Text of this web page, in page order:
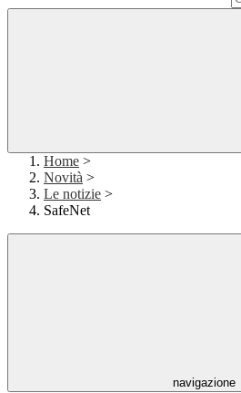
Home >
Novità >
Le notizie >
SafeNet
navigazione